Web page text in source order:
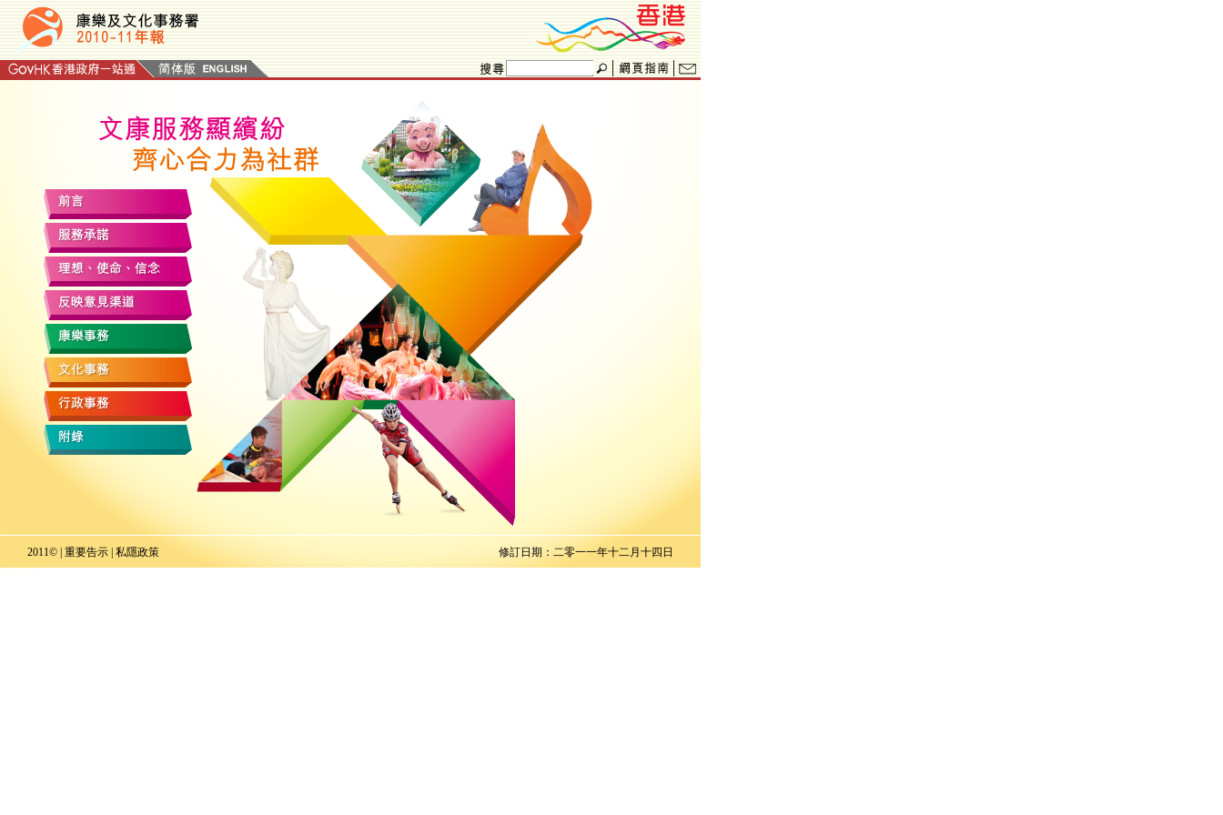
2011© | 重要告示 私隱政策 修訂日期：二零一一年十二月十四日